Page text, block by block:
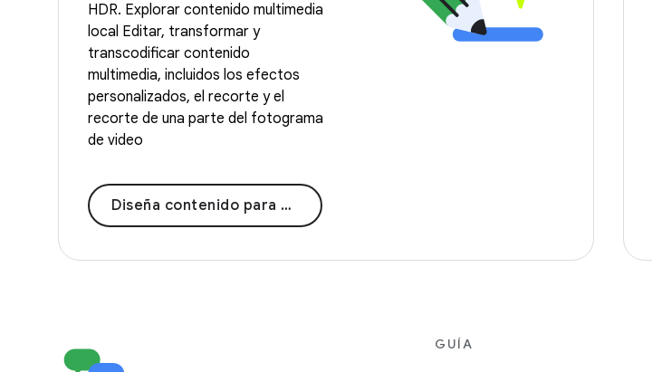
HDR. Explorar contenido multimedia
local Editar, transformar y
transcodificar contenido
multimedia, incluidos los efectos
personalizados, el recorte y el
recorte de una parte del fotograma
de video
Diseña contenido para creadores
GUÍA